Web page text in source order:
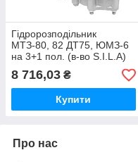
Гідророзподільник
МТЗ-80, 82 ДТ75, ЮМЗ-6
на 3+1 пол. (в-во S.I.L.A)
Р80-3/1-222
8 716,03 ₴
Купити
Про нас